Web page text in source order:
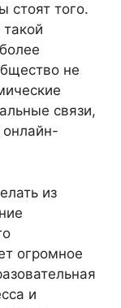
стоят того.
не
связи,
онлайн-
из
огромное
и